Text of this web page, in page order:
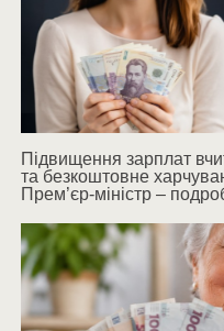
Підвищення зарплат
та безкоштовне
Прем’єр-міністр –